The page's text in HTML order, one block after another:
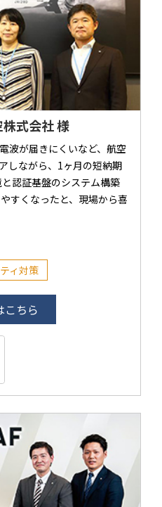
式会社 様
波が届きにくいなど、航空
しながら、1ヶ月の短納期
認証基盤のシステム構築
すくなったと、現場から喜
ィ対策
こちら